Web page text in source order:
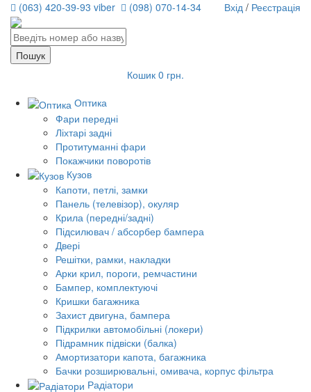
(063) 420-39-93 viber (098) 070-14-34 Вхід / Реєстрація
Кошик 0 грн.
Оптика
Фари передні
Ліхтарі задні
Протитуманні фари
Покажчики поворотів
Кузов
Капоти, петлі, замки
Панель (телевізор), окуляр
Крила (передні/задні)
Підсилювач / абсорбер бампера
Двері
Решітки, рамки, накладки
Арки крил, пороги, ремчастини
Бампер, комплектуючі
Кришки багажника
Захист двигуна, бампера
Підкрилки автомобільні (локери)
Підрамник підвіски (балка)
Амортизатори капота, багажника
Бачки розширювальні, омивача, корпус фільтра
Радіатори